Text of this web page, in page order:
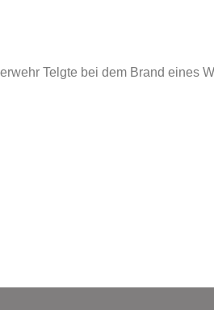
Telgte bei dem Brand eines